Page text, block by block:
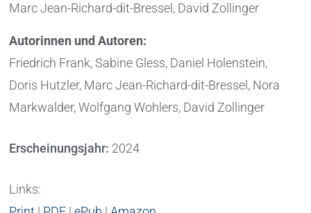
Marc Jean-Richard-dit-Bressel, David Zollinger
Autorinnen und Autoren:
Friedrich Frank, Sabine Gless, Daniel Holenstein,
Doris Hutzler, Marc Jean-Richard-dit-Bressel, Nora
Markwalder, Wolfgang Wohlers, David Zollinger
Erscheinungsjahr: 2024
Links: